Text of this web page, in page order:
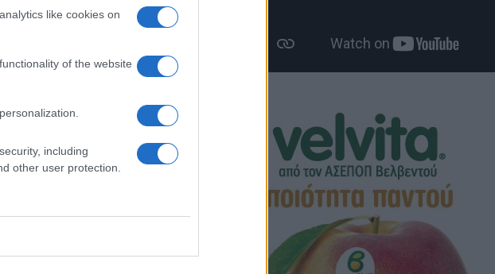
like cookies on
of the website
including
other user protection.
για τη “σίγαση” του
παραγωγής,